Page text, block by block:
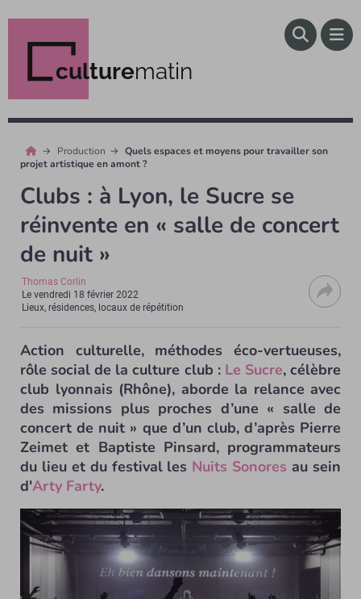
culturematin
Production
Quels espaces et moyens pour travailler son
projet artistique en amont ?
Clubs : à Lyon, le Sucre se
réinvente en « salle de concert
de nuit »
Thomas Corlin
Levendredi 18 février 2022
Lieux, résidences, locaux de répétition
Action culturelle, méthodes éco-vertueuses,
rôle social de la culture club : Le Sucre, célèbre
club lyonnais (Rhône), aborde la relance avec
des missions plus proches d’une « salle de
concert de nuit » que d’un club, d’après Pierre
Zeimet et Baptiste Pinsard, programmateurs
du lieu et du festival les Nuits Sonores au sein
d'Arty Farty.